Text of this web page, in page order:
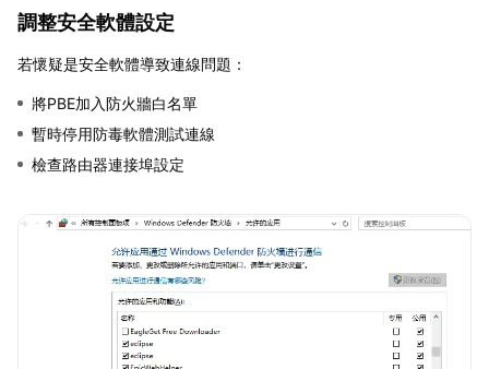
調整安全軟體設定
若懷疑是安全軟體導致連線問題：
將PBE加入防火牆白名單
暫時停用防毒軟體測試連線
檢查路由器連接埠設定